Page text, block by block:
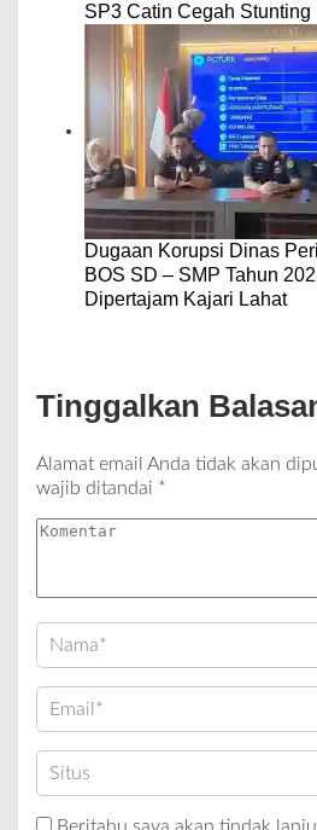
SP3 Catin Cegah Stunting
Dugaan Korupsi Dinas
BOS SD – SMP Tahun
Dipertajam Kajari Lahat
Tinggalkan
Alamat email Anda tidak akan
wajib ditandai *
Beritahu saya akan tindak